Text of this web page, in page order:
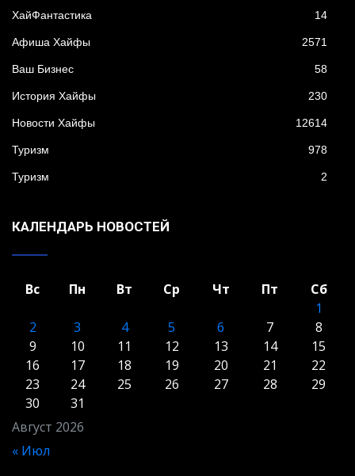
XайФантастика 14
Афиша Хайфы 2571
Ваш Бизнес 58
История Хайфы 230
Новости Хайфы 12614
Туризм 978
Туризм 2
КАЛЕНДАРЬ НОВОСТЕЙ
Август 2026
Вс Пн Вт Ср Чт Пт
Сб
1
2
3 4 5 6 7
8
9
10 11 12 13 14
15
16
17 18 19 20 21
22
23
24 25 26 27 28
29
30
31
« Июл